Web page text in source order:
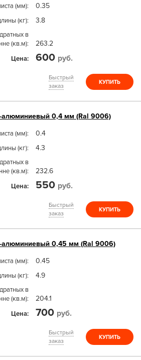
(мм) 0.35
(кг) 3.8
в
(кв.м)
263.2
Цена 600 руб.
Быстрый
заказ
КУПИТЬ
алюминиевый 0,4 мм (Ral 9006)
(мм) 0.4
(кг) 4.3
в
(кв.м)
232.6
Цена 550 руб.
Быстрый
заказ
КУПИТЬ
алюминиевый 0,45 мм (Ral 9006)
(мм) 0.45
(кг) 4.9
в
(кв.м)
204.1
Цена 700 руб.
Быстрый
заказ
КУПИТЬ